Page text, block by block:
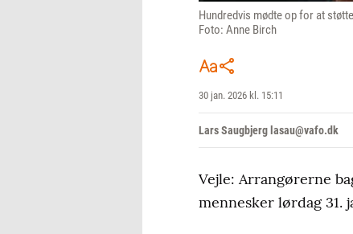
Hundredvis mødte op for at
Foto: Anne Birch
30 jan. 2026 kl. 15:11
Lars Saugbjerg lasau@vafo.dk
Vejle: Arrangørerne
mennesker lørdag 31.